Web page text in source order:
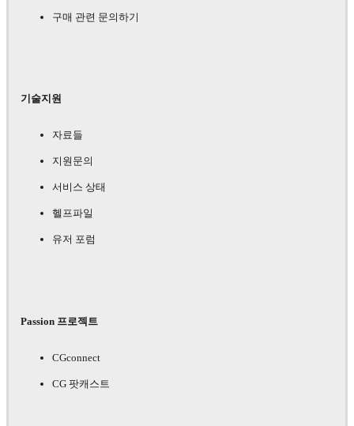
구매 관련 문의하기
기술지원
자료들
지원문의
서비스 상태
헬프파일
유저 포럼
Passion 프로젝트
CGconnect
CG 팟캐스트